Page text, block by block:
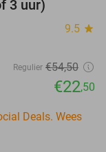
3 uur)
9.5 star
Regulier €54,50
€22,50
Deals. Wees